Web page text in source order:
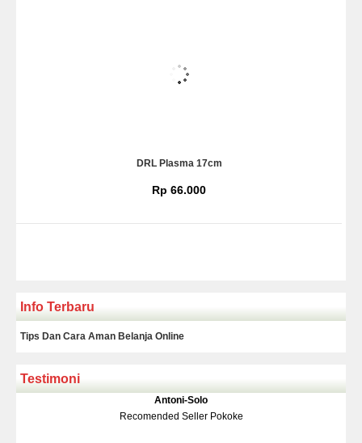
DRL Plasma 17cm
Rp 66.000
Rp 139.000150.000
Info Terbaru
Tips Dan Cara Aman Belanja Online
Testimoni
Antoni-Solo
Recomended Seller Pokoke